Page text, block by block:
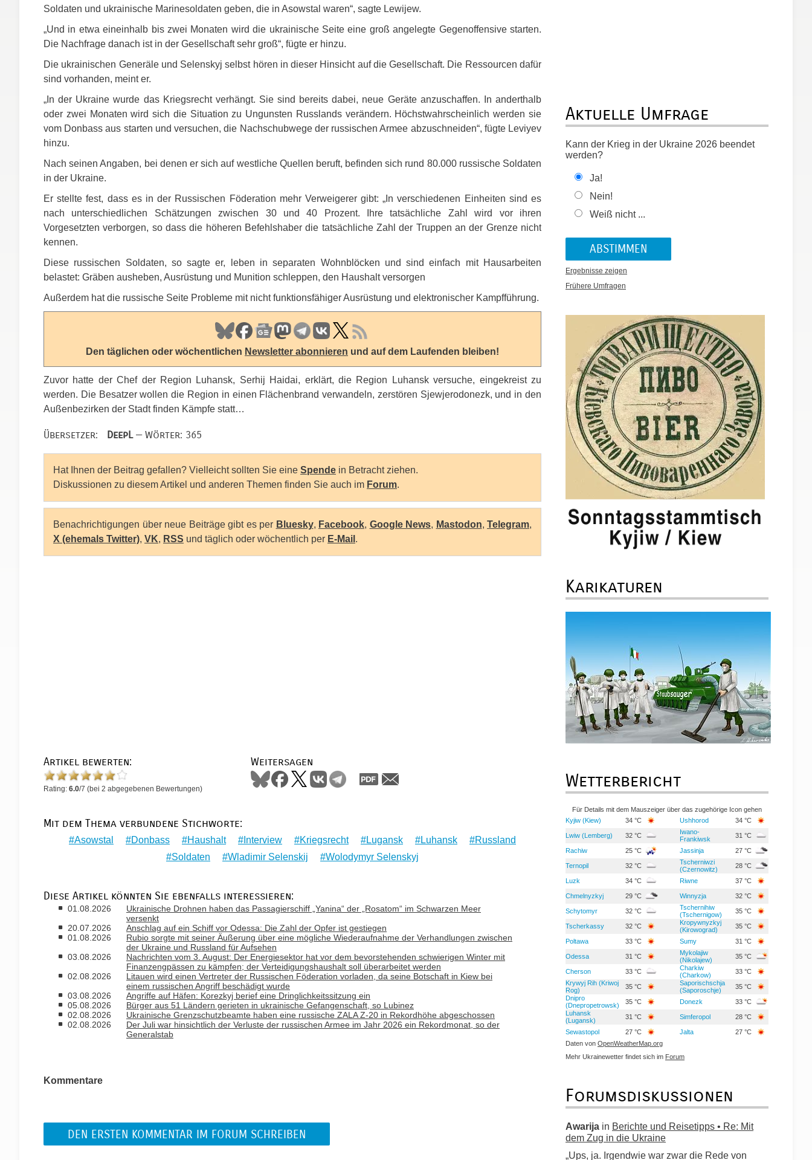
Soldaten und ukrainische Marinesoldaten geben, die in Asowstal waren“, sagte Lewijew.
„Und in etwa eineinhalb bis zwei Monaten wird die ukrainische Seite eine groß angelegte Gegenoffensive starten.
Die Nachfrage danach ist in der Gesellschaft sehr groß“, fügte er hinzu.
Die ukrainischen Generäle und Selenskyj selbst hören in dieser Hinsicht auf die Gesellschaft. Die Ressourcen dafür
sind vorhanden, meint er.
„In der Ukraine wurde das Kriegsrecht verhängt. Sie sind bereits dabei, neue Geräte anzuschaffen. In anderthalb
oder zwei Monaten wird sich die Situation zu Ungunsten Russlands verändern. Höchstwahrscheinlich werden sie
vom Donbass aus starten und versuchen, die Nachschubwege der russischen Armee abzuschneiden“, fügte Leviyev
hinzu.
Nach seinen Angaben, bei denen er sich auf westliche Quellen beruft, befinden sich rund 80.000 russische Soldaten
in der Ukraine.
Er stellte fest, dass es in der Russischen Föderation mehr Verweigerer gibt: „In verschiedenen Einheiten sind es
nach unterschiedlichen Schätzungen zwischen 30 und 40 Prozent. Ihre tatsächliche Zahl wird vor ihren
Vorgesetzten verborgen, so dass die höheren Befehlshaber die tatsächliche Zahl der Truppen an der Grenze nicht
kennen.
Diese russischen Soldaten, so sagte er, leben in separaten Wohnblöcken und sind einfach mit Hausarbeiten
belastet: Gräben ausheben, Ausrüstung und Munition schleppen, den Haushalt versorgen
Außerdem hat die russische Seite Probleme mit nicht funktionsfähiger Ausrüstung und elektronischer Kampfführung.
Den täglichen oder wöchentlichen Newsletter abonnieren und auf dem Laufenden bleiben!
Zuvor hatte der Chef der Region Luhansk, Serhij Haidai, erklärt, die Region Luhansk versuche, eingekreist zu
werden. Die Besatzer wollen die Region in einen Flächenbrand verwandeln, zerstören Sjewjerodonezk, und in den
Außenbezirken der Stadt finden Kämpfe statt…
Übersetzer: DeepL— Wörter: 365
Hat Ihnen der Beitrag gefallen? Vielleicht sollten Sie eine Spende in Betracht ziehen.
Diskussionen zu diesem Artikel und anderen Themen finden Sie auch im Forum.
Benachrichtigungen über neue Beiträge gibt es per Bluesky, Facebook, Google News, Mastodon, Telegram,
X (ehemals Twitter), VK, RSS und täglich oder wöchentlich per E-Mail .
Artikel bewerten:
Rating: 6.0/7 (bei 2 abgegebenen Bewertungen)
Weitersagen
Mit dem Thema verbundene Stichworte:
Asowstal Donbass Haushalt Interview Kriegsrecht Lugansk Luhansk
Russland
Soldaten
Wladimir Selenskij Wolodymyr Selenskyj
Diese Artikel könnten Sie ebenfalls interessieren:
01.08.2026
Ukrainische Drohnen haben das Passagierschiff „Yanina“ der „Rosatom“ im Schwarzen Meer
versenkt
20.07.2026
Anschlag auf ein Schiff vor Odessa: Die Zahl der Opfer ist gestiegen
01.08.2026
Rubio sorgte mit seiner Äußerung über eine mögliche Wiederaufnahme der Verhandlungen zwischen
der Ukraine und Russland für Aufsehen
03.08.2026
Nachrichten vom 3. August: Der Energiesektor hat vor dem bevorstehenden schwierigen Winter mit
Finanzengpässen zu kämpfen; der Verteidigungshaushalt soll überarbeitet werden
02.08.2026
Litauen wird einen Vertreter der Russischen Föderation vorladen, da seine Botschaft in Kiew bei
einem russischen Angriff beschädigt wurde
03.08.2026
Angriffe auf Häfen: Korezkyj berief eine Dringlichkeitssitzung ein
05.08.2026
Bürger aus 51 Ländern gerieten in ukrainische Gefangenschaft, so Lubinez
02.08.2026
Ukrainische Grenzschutzbeamte haben eine russische ZALA Z-20 in Rekordhöhe abgeschossen
02.08.2026
Der Juli war hinsichtlich der Verluste der russischen Armee im Jahr 2026 ein Rekordmonat, so der
Generalstab
Kommentare
DEN ERSTEN KOMMENTAR IM FORUM SCHREIBEN
Aktuelle Umfrage
Kann der Krieg in der Ukraine 2026 beendet
werden?
Ja!
Nein!
Weiß nicht ...
Ergebnisse zeigen
Frühere Umfragen
Karikaturen
Wetterbericht
Für Details mit dem Mauszeiger über das zugehörige Icon gehen
Kyjiw (Kiew)
34 °C Ushhorod 34 °C
Lwiw (Lemberg) 32 °C
Iwano-
Frankiwsk
31 °C
Rachiw 25 °C Jassinja 27 °C
Ternopil 32 °C
Tscherniwzi
(Czernowitz)
28 °C
Luzk 34 °C Riwne 37 °C
Chmelnyzkyj 29 °C Winnyzja 32 °C
Schytomyr 32 °C
Tschernihiw
(Tschernigow)
35 °C
Tscherkassy 32 °C
Kropywnyzkyj
(Kirowograd)
35 °C
Poltawa 33 °C Sumy 31 °C
Odessa 31 °C
Mykolajiw
(Nikolajew)
35 °C
Cherson 33 °C
Charkiw
(Charkow)
33 °C
Krywyj Rih (Kriwoj
Rog)
35 °C
Saporischschja
(Saporoschje)
35 °C
Dnipro
(Dnepropetrowsk)
35 °C Donezk
33 °C
Luhansk
(Lugansk)
31 °C Simferopol 28 °C
Sewastopol 27 °C Jalta
27 °C
Daten von OpenWeatherMap.org
Mehr Ukrainewetter findet sich im Forum
Forumsdiskussionen
Awarija in Berichte und Reisetipps • Re: Mit
dem Zug in die Ukraine
„Ups, ja. Irgendwie war zwar die Rede von